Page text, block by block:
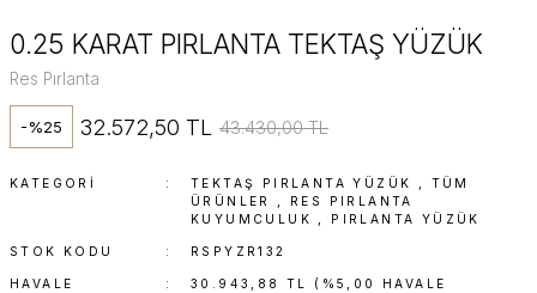
0.25 KARAT PIRLANTA TEKTAŞ YÜZÜK
Res Pırlanta
-%25 32.572,50 TL 43.430,00 TL
KATEGORI TEKTAŞ PIRLANTA YÜZÜK
TÜM
ÜRÜNLER
RES PIRLANTA
KUYUMCULUK
PIRLANTA YÜZÜK
STOK KODU RSPYZR132
HAVALE
30.943,88 TL (%5,00 HAVALE